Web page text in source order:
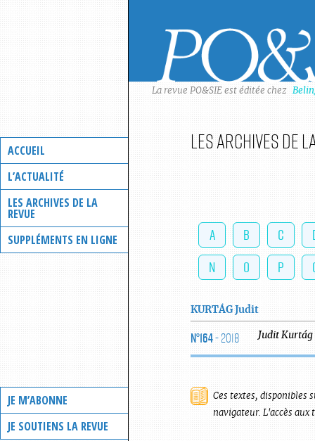
ACCUEIL
L’ACTUALITÉ
LES ARCHIVES DE LA
REVUE
SUPPLÉMENTS EN LIGNE
JE M’ABONNE
JE SOUTIENS LA REVUE
La revue PO&SIE est éditée chez
Les archives de
A B C
N
O P
KURTÁG Judit
N°164- 2018 Judit Kurtág
Ces textes, disponibles
navigateur. L'accès aux